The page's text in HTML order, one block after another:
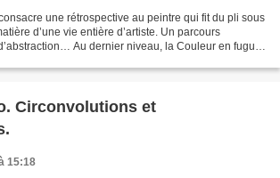
une rétrospective au peintre qui fit du pli sous
d’une vie entière d’artiste. Un parcours
Au dernier niveau, la Couleur en fugue
Circonvolutions et
15:18